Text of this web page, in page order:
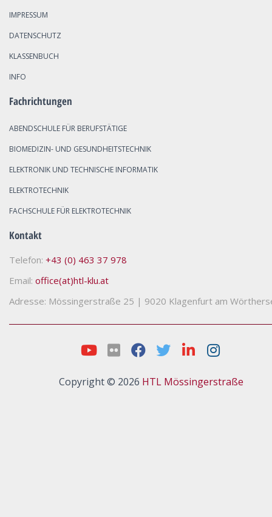
IMPRESSUM
DATENSCHUTZ
KLASSENBUCH
INFO
Fachrichtungen
ABENDSCHULE FÜR BERUFSTÄTIGE
BIOMEDIZIN- UND GESUNDHEITSTECHNIK
ELEKTRONIK UND TECHNISCHE INFORMATIK
ELEKTROTECHNIK
FACHSCHULE FÜR ELEKTROTECHNIK
Kontakt
Telefon: +43 (0) 463 37 978
Email: office(at)htl-klu.at
Adresse: Mössingerstraße 25 | 9020 Klagenfurt am
Copyright © 2026 HTL Mössingerstraße